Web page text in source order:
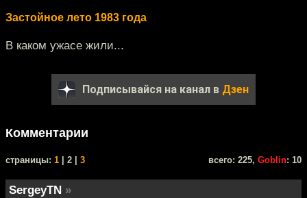
Застойное лето 1983 года
В каком ужасе жили...
Подписывайся на канал в Дзен
Комментарии
cтраницы: 1 | 2 | 3 всего: 225, Goblin: 10
SergeyTN »